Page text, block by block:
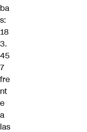
ba
s:
18
3.
45
7
fre
nt
e
a
las